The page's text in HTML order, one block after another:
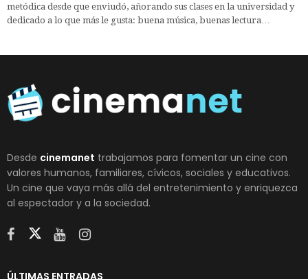
metódica desde que enviudó, añorando sus clases en la universidad y
dedicado a lo que más le gusta: buena música, buenas lectura…
Desde cinemanet trabajamos para fomentar un cine con
valores humanos, familiares, cívicos, sociales y educativos.
Un cine que vaya más allá del entretenimiento y enriquezca
al espectador y a la sociedad.
ÚLTIMAS ENTRADAS